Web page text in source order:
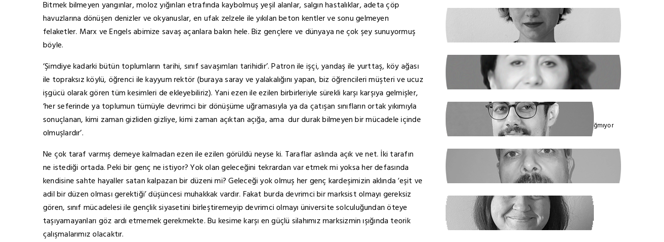
Bitmek bilmeyen yangınlar, moloz yığınları etrafında kaybolmuş yeşil alanlar, salgın hastalıklar, adeta çöp
havuzlarına dönüşen denizler ve okyanuslar, en ufak zelzele ile yıkılan beton kentler ve sonu gelmeyen
felaketler. Marx ve Engels abimize savaş açanlara bakın hele. Biz gençlere ve dünyaya ne çok şey sunuyormuş
böyle.
‘Şimdiye kadarki bütün toplumların tarihi, sınıf savaşımları tarihidir’. Patron ile işçi, yandaş ile yurttaş, köy ağası
ile topraksız köylü, öğrenci ile kayyum rektör (buraya saray ve yalakalığını yapan, biz öğrencileri müşteri ve ucuz
işgücü olarak gören tüm kesimleri de ekleyebiliriz). Yani ezen ile ezilen birbirleriyle sürekli karşı karşıya gelmişler,
‘her seferinde ya toplumun tümüyle devrimci bir dönüşüme uğramasıyla ya da çatışan sınıfların ortak yıkımıyla
sonuçlanan, kimi zaman gizliden gizliye, kimi zaman açıktan açığa, ama dur durak bilmeyen bir mücadele içinde
olmuşlardır’.
Ne çok taraf varmış demeye kalmadan ezen ile ezilen görüldü neyse ki. Taraflar aslında açık ve net. İki tarafın
ne istediği ortada. Peki bir genç ne istiyor? Yok olan geleceğini tekrardan var etmek mi yoksa her defasında
kendisine sahte hayaller satan kalpazan bir düzeni mi? Geleceği yok olmuş her genç kardeşimizin aklında ‘eşit ve
adil bir düzen olması gerektiği’ düşüncesi muhakkak vardır. Fakat burda devrimci bir marksist olmayı gereksiz
gören, sınıf mücadelesi ile gençlik siyasetini birleştiremeyip devrimci olmayı üniversite solculuğundan öteye
taşıyamayanları göz ardı etmemek gerekmekte. Bu kesime karşı en güçlü silahımız marksizmin ışığında teorik
çalışmalarımız olacaktır.
ILGIN GÜRSES
Açlık ve Diğer "Çözülemez" Sorunlar
RUKİYE LEYLA SÜREN
Cumhur İttifakı’nın Hedefi: Kadınlar
ÇAĞDAŞ SİNAN DAĞ
Toplumun Enerjisi Rejimin Çuvalına Sığmıyor
GHADER ANARİ
Ne Şeyh, Ne Şah
SANEM DENİZ KURAL
Yaz Yaz Listeye Bizi De Yaz